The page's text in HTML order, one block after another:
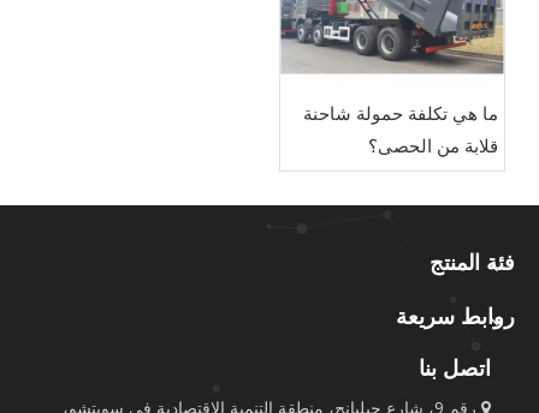
ما هي تكلفة حمولة شاحنة
قلابة من الحصى؟
فئة المنتج
روابط سريعة
اتصل بنا

رقم 9، شارع جيليانج، منطقة التنمية الاقتصادية في سويتشو،